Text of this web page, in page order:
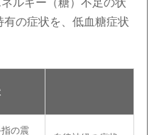
の症状を、低血糖症状
の震